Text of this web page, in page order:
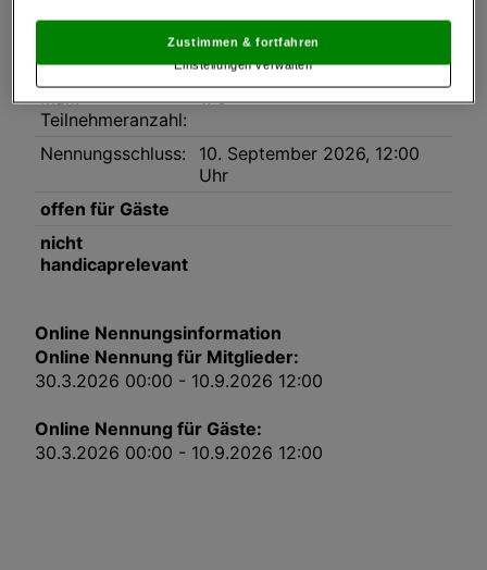
Rundenanzahl:
1
max.
Teilnehmeranzahl:
176
Nennungsschluss:
10. September 2026, 12:00
Uhr
offen für Gäste
nicht
handicaprelevant
Online Nennungsinformation
Online Nennung für Mitglieder:
30.3.2026 00:00 - 10.9.2026 12:00
Online Nennung für Gäste:
30.3.2026 00:00 - 10.9.2026 12:00
angemessenes Datenschutzniveau bescheinigt.Es besteht insbesondere
das Risiko, dass Ihre Daten dem Zugriff durch US-Behörden zu Kontroll- und
Überwachungszwecken unterliegen und dagegen keine wirksamen
Rechtsbehelfe zur Verfügung stehen.
von unseren Cookies und auch von Drittanbietern (auch aus USA) ein.
In den Einstellungen können Sie jederzeit Ihre Präferenzen verwalten und
Interessen einlegen. Klicken Sie dazu auf „Cookie Einstellungen“, die sich auf
jeder Seite unten im Footer befinden.
Link zur Datenschutzrichtlinie
Wir und unsere Partner verarbeiten Daten, um
Folgendes bereitzustellen:
Endgerät. Personalisierte Werbung und Inhalte, Messung von Werbeleistung
und der Performance von Inhalten, Zielgruppenforschung sowie Entwicklung
und Verbesserung von Angeboten.
Einstellungen verwalten
Zustimmen & fortfahren